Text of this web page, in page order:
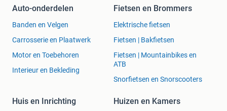
Auto-onderdelen
Banden en Velgen
Carrosserie en Plaatwerk
Motor en Toebehoren
Interieur en Bekleding
Fietsen en Brommers
Elektrische fietsen
Fietsen | Bakfietsen
Fietsen | Mountainbikes en
ATB
Snorfietsen en Snorscooters
Huis en Inrichting Huizen en Kamers